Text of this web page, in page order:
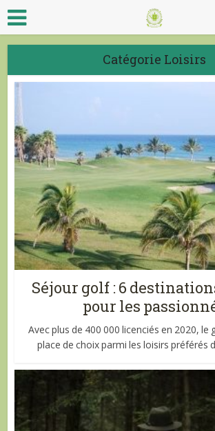
Catégorie Loisirs
Séjour golf : 6
pour les
Avec plus de 400 000 licenciés en 2020, le
place de choix parmi les loisirs préférés